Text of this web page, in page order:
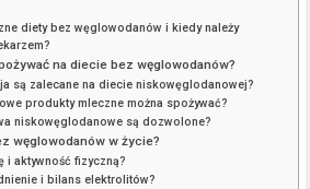
diety bez węglowodanów i kiedy należy
na diecie bez węglowodanów?
są zalecane na diecie niskowęglodanowej?
produkty mleczne można spożywać?
niskowęglodanowe są dozwolone?
węglowodanów w życie?
i aktywność fizyczną?
i bilans elektrolitów?